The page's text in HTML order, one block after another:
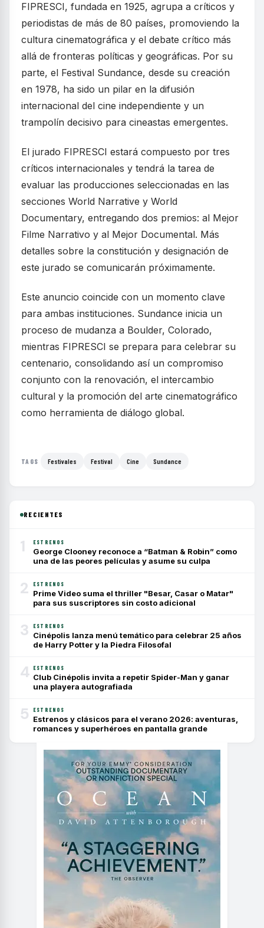
FIPRESCI, fundada en 1925, agrupa a críticos y
periodistas de más de 80 países, promoviendo la
cultura cinematográfica y el debate crítico más
allá de fronteras políticas y geográficas. Por su
parte, el Festival Sundance, desde su creación
en 1978, ha sido un pilar en la difusión
internacional del cine independiente y un
trampolín decisivo para cineastas emergentes.
El jurado FIPRESCI estará compuesto por tres
críticos internacionales y tendrá la tarea de
evaluar las producciones seleccionadas en las
secciones World Narrative y World
Documentary, entregando dos premios: al Mejor
Filme Narrativo y al Mejor Documental. Más
detalles sobre la constitución y designación de
este jurado se comunicarán próximamente.
Este anuncio coincide con un momento clave
para ambas instituciones. Sundance inicia un
proceso de mudanza a Boulder, Colorado,
mientras FIPRESCI se prepara para celebrar su
centenario, consolidando así un compromiso
conjunto con la renovación, el intercambio
cultural y la promoción del arte cinematográfico
como herramienta de diálogo global.
TAGS Festivales Festival Cine Sundance
RECIENTES
1 ESTRENOS
George Clooney reconoce a “Batman & Robin” como
una de las peores películas y asume su culpa
2 ESTRENOS
Prime Video suma el thriller "Besar, Casar o Matar"
para sus suscriptores sin costo adicional
3 ESTRENOS
Cinépolis lanza menú temático para celebrar 25 años
de Harry Potter y la Piedra Filosofal
4 ESTRENOS
Club Cinépolis invita a repetir Spider-Man y ganar
una playera autografiada
5 ESTRENOS
Estrenos y clásicos para el verano 2026: aventuras,
romances y superhéroes en pantalla grande